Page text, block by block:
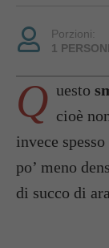
Porzioni:
1
Q uesto
cioè
invece
po’ meno
di succo di